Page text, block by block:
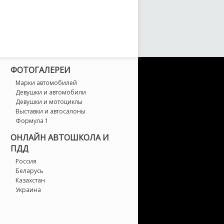
Class
Class
Class AMG
Class
Class AMG
ФОТОГАЛЕРЕИ
Марки автомобилей
Девушки и автомобили
Девушки и мотоциклы
Выставки и автосалоны
Формула 1
ОНЛАЙН АВТОШКОЛА И
ПДД
Россия
Беларусь
Казахстан
Украина